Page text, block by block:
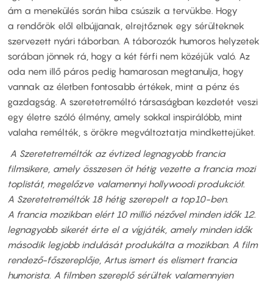
ám a menekülés során hiba csúszik a tervükbe. Hogy
a rendőrök elől elbújjanak, elrejtőznek egy sérülteknek
szervezett nyári táborban. A táborozók humoros helyzetek
sorában jönnek rá, hogy a két férfi nem közéjük való. Az
oda nem illő páros pedig hamarosan megtanulja, hogy
vannak az életben fontosabb értékek, mint a pénz és
gazdagság. A szeretetreméltó társaságban kezdetét veszi
egy életre szóló élmény, amely sokkal inspirálóbb, mint
valaha remélték, s örökre megváltoztatja mindkettejüket.
A Szeretetreméltók az évtized legnagyobb francia
filmsikere, amely összesen öt hétig vezette a francia mozi
toplistát, megelőzve valamennyi hollywoodi produkciót.
A Szeretetreméltók 18 hétig szerepelt a top10-ben.
A francia mozikban elért 10 millió nézővel minden idők 12.
legnagyobb sikerét érte el a vígjáték, amely minden idők
második legjobb indulását produkálta a mozikban. A film
rendező-főszereplője, Artus ismert és elismert francia
humorista. A filmben szereplő sérültek valamennyien